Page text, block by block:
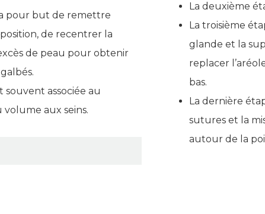
pour but de remettre
de recentrer la
de peau pour obtenir
associée au
volume aux seins.
La deuxième
La troisième
glande et la
replacer
bas.
La dernière
sutures et la
autour de la